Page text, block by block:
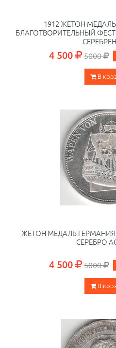
1912 ЖЕТОН
БЛАГОТВОРИТЕЛЬНЫЙ
4 500 5000
В
ЖЕТОН МЕДАЛЬ ГЕРМАНИЯ
СЕРЕБРО
4 500 5000
В